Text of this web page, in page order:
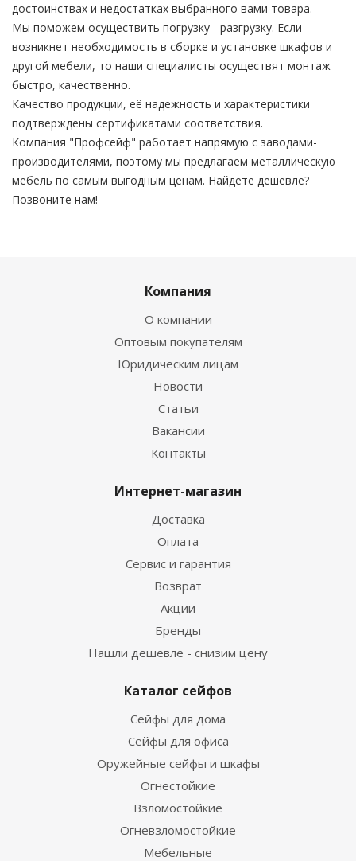
достоинствах и недостатках выбранного вами товара.
Мы поможем осуществить погрузку - разгрузку. Если
возникнет необходимость в сборке и установке шкафов и
другой мебели, то наши специалисты осуществят монтаж
быстро, качественно.
Качество продукции, её надежность и характеристики
подтверждены сертификатами соответствия.
Компания "Профсейф" работает напрямую с заводами-
производителями, поэтому мы предлагаем металлическую
мебель по самым выгодным ценам. Найдете дешевле?
Позвоните нам!
Компания
О компании
Оптовым покупателям
Юридическим лицам
Новости
Статьи
Вакансии
Контакты
Интернет-магазин
Доставка
Оплата
Сервис и гарантия
Возврат
Акции
Бренды
Нашли дешевле - снизим цену
Каталог сейфов
Сейфы для дома
Сейфы для офиса
Оружейные сейфы и шкафы
Огнестойкие
Взломостойкие
Огневзломостойкие
Мебельные